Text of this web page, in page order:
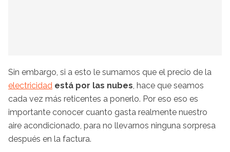
Sin embargo, si a esto le sumamos que el precio de la
electricidad está por las nubes, hace que seamos
cada vez más reticentes a ponerlo. Por eso eso es
importante conocer cuanto gasta realmente nuestro
aire acondicionado, para no llevarnos ninguna sorpresa
después en la factura.